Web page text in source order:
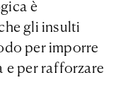
è
gli insulti
per imporre
e per rafforzare